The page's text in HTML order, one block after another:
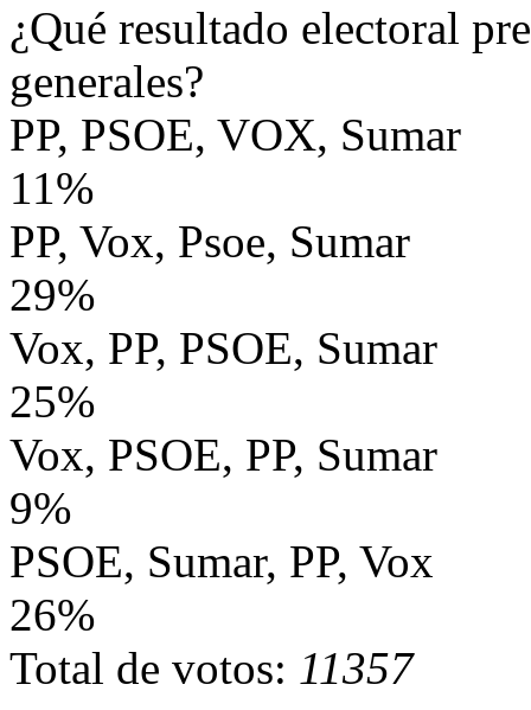
¿Qué resultado electoral
generales?
PP, PSOE, VOX, Sumar
11%
PP, Vox, Psoe, Sumar
29%
Vox, PP, PSOE, Sumar
25%
Vox, PSOE, PP, Sumar
9%
PSOE, Sumar, PP, Vox
26%
Total de votos: 11357